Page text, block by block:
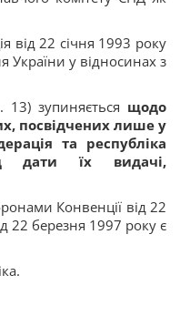
від 22 січня 1993 року
у відносинах з
13) зупиняється щодо
посвідчених лише у
та республіка
дати їх видачі,
Конвенції від 22
22 березня 1997 року є